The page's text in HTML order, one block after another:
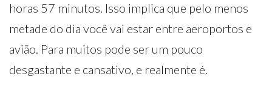
horas 57 minutos. Isso implica que pelo menos
metade do dia você vai estar entre aeroportos e
avião. Para muitos pode ser um pouco
desgastante e cansativo, e realmente é.